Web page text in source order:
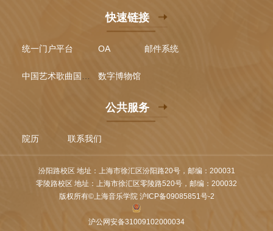
快速链接
统一门户平台 OA 邮件系统
数字博物馆
公共服务
院历 联系我们
汾阳路校区 地址：上海市徐汇区汾阳路20号，邮编：200031
零陵路校区 地址：上海市徐汇区零陵路520号，邮编：200032
版权所有©上海音乐学院 沪ICP备09085851号-2
沪公网安备31009102000034